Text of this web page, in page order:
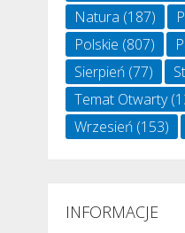
Natura (187)
Polskie (807)
Sierpień(77)
Temat Otwarty
Wrzesień(153)
INFORMACJE